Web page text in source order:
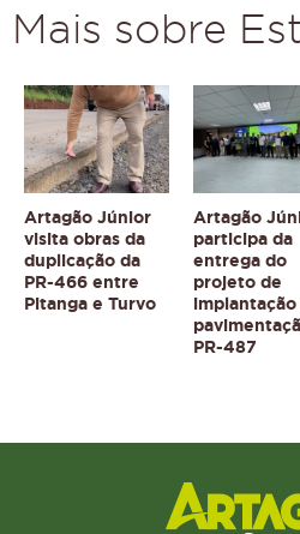
Mais sobre
Artagão Júnior
visita obras da
duplicação da
PR-466 entre
Pitanga e Turvo
Artagão
participa da
entrega do
projeto de
implantação
PR-487